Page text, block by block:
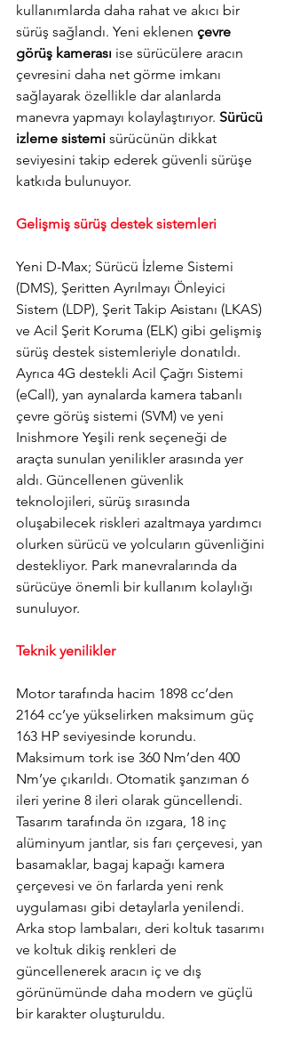
kullanımlarda daha rahat ve akıcı bir
sürüş sağlandı. Yeni eklenen çevre
görüş kamerası ise sürücülere aracın
çevresini daha net görme imkanı
sağlayarak özellikle dar alanlarda
manevra yapmayı kolaylaştırıyor. Sürücü
izleme sistemi sürücünün dikkat
seviyesini takip ederek güvenli sürüşe
katkıda bulunuyor.
Gelişmiş sürüş destek sistemleri
Yeni D-Max; Sürücü İzleme Sistemi
(DMS), Şeritten Ayrılmayı Önleyici
Sistem (LDP), Şerit Takip Asistanı (LKAS)
ve Acil Şerit Koruma (ELK) gibi gelişmiş
sürüş destek sistemleriyle donatıldı.
Ayrıca 4G destekli Acil Çağrı Sistemi
(eCall), yan aynalarda kamera tabanlı
çevre görüş sistemi (SVM) ve yeni
Inishmore Yeşili renk seçeneği de
araçta sunulan yenilikler arasında yer
aldı. Güncellenen güvenlik
teknolojileri, sürüş sırasında
oluşabilecek riskleri azaltmaya yardımcı
olurken sürücü ve yolcuların güvenliğini
destekliyor. Park manevralarında da
sürücüye önemli bir kullanım kolaylığı
sunuluyor.
Teknik yenilikler
Motor tarafında hacim 1898 cc’den
2164 cc’ye yükselirken maksimum güç
163 HP seviyesinde korundu.
Maksimum tork ise 360 Nm’den 400
Nm’ye çıkarıldı. Otomatik şanzıman 6
ileri yerine 8 ileri olarak güncellendi.
Tasarım tarafında ön ızgara, 18 inç
alüminyum jantlar, sis farı çerçevesi, yan
basamaklar, bagaj kapağı kamera
çerçevesi ve ön farlarda yeni renk
uygulaması gibi detaylarla yenilendi.
Arka stop lambaları, deri koltuk tasarımı
ve koltuk dikiş renkleri de
güncellenerek aracın iç ve dış
görünümünde daha modern ve güçlü
bir karakter oluşturuldu.